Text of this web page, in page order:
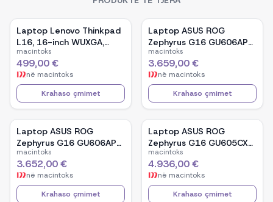
Laptop Lenovo Thinkpad
L16, 16-inch WUXGA,
AMD Ryzen 5 Pro-7535U,
16GB Ram DDR5, 512GB
SSD - Black
macintoks
499,00 €
në macintoks
Krahaso çmimet
Laptop ASUS ROG
Zephyrus G16 GU606AP-
TB039W, 16-inch OLED,
Intel Core Ultra 9 386H,
NVIDIA GeForce RTX
5070, 32GB RAM, 1TB
SSD, Windows 11 - White
macintoks
3.659,00 €
në macintoks
Krahaso çmimet
Laptop ASUS ROG
Zephyrus G16 GU606AP-
TB041W, 16-inch OLED,
Intel Core Ultra 9 386H,
NVIDIA GeForce RTX
5070, 32GB RAM, 1TB
macintoks
3.652,00 €
në macintoks
Krahaso çmimet
Laptop ASUS ROG
Zephyrus G16 GU605CX-
QR106W, 16-inch WQXGA
OLED, Intel Core Ultra 9
285H, NVIDIA GeForce
RTX 5090, 32GB RAM,
macintoks
4.936,00 €
në macintoks
Krahaso çmimet